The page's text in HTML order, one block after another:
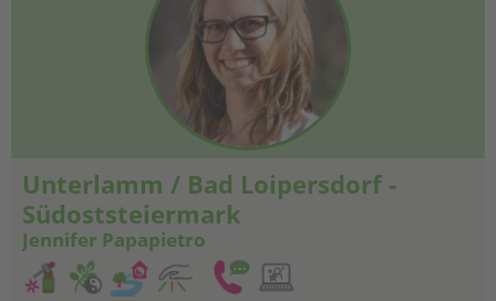
Unterlamm / Bad Loipersdorf -
Südoststeiermark
Jennifer Papapietro